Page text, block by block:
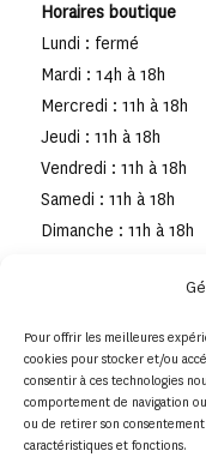
Pour offrir les meilleures
cookies pour stocker et/ou
consentir à ces technologies
comportement de navigation
ou de retirer son
caractéristiques et fonctions.
Horaires boutique
Lundi : fermé
Mardi : 14h à 18h
Mercredi : 11h à 18h
Jeudi : 11h à 18h
Vendredi : 11h à 18h
Samedi : 11h à 18h
Dimanche : 11h à 18h